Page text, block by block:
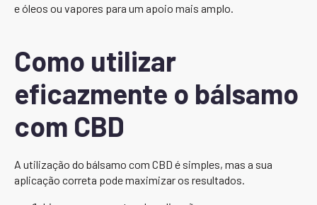
e óleos ou vapores para um apoio mais amplo.
Como utilizar
eficazmente o bálsamo
com CBD
A utilização do bálsamo com CBD é simples, mas a sua
aplicação correta pode maximizar os resultados.